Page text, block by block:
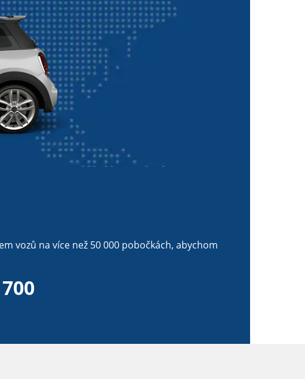
vozů na více než 50 000 pobočkách, abychom